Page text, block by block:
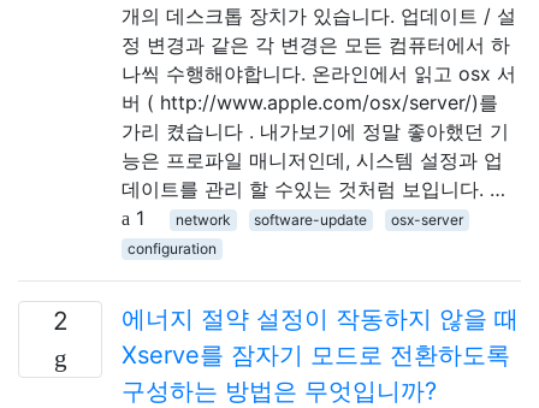
개의 데스크톱 장치가 있습니다. 업데이트 / 설
정 변경과 같은 각 변경은 모든 컴퓨터에서 하
나씩 수행해야합니다. 온라인에서 읽고 osx 서
버 ( http://www.apple.com/osx/server/)를
가리 켰습니다 . 내가보기에 정말 좋아했던 기
능은 프로파일 매니저인데, 시스템 설정과 업
데이트를 관리 할 수있는 것처럼 보입니다. …
1
network software-update
osx-server
configuration
2
에너지 절약 설정이 작동하지 않을 때
Xserve를 잠자기 모드로 전환하도록
구성하는 방법은 무엇입니까?